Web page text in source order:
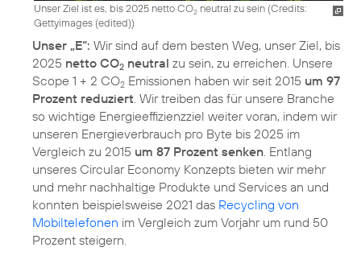
Unser Ziel ist es, bis 2025 netto CO2 neutral zu sein (Credits:
Gettyimages (edited))
Unser „E“: Wir sind auf dem besten Weg, unser Ziel, bis
2025 netto CO2 neutral zu sein, zu erreichen. Unsere
Scope 1 + 2 CO2 Emissionen haben wir seit 2015 um 97
Prozent reduziert . Wir treiben das für unsere Branche
so wichtige Energieeffizienzziel weiter voran, indem wir
unseren Energieverbrauch pro Byte bis 2025 im
Vergleich zu 2015 um 87 Prozent senken . Entlang
unseres Circular Economy Konzepts bieten wir mehr
und mehr nachhaltige Produkte und Services an und
konnten beispielsweise 2021 das Recycling von
Mobiltelefonen im Vergleich zum Vorjahr um rund 50
Prozent steigern.